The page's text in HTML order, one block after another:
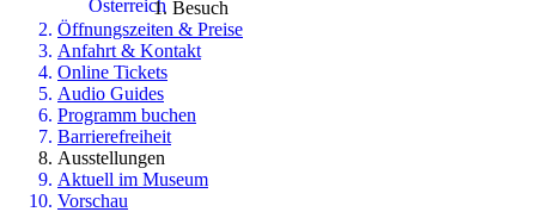
Österreich Besuch
Öffnungszeiten & Preise
Anfahrt & Kontakt
Online Tickets
Audio Guides
Programm buchen
Barrierefreiheit
Ausstellungen
Aktuell im Museum
Vorschau